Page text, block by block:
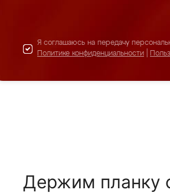
Я соглашаюсь на передачу
Политике конфиденциальности
Держим планку